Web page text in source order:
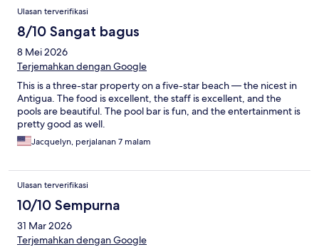
Ulasan terverifikasi
8/10 Sangat bagus
8 Mei 2026
Terjemahkan dengan Google
This is a three-star property on a five-star beach — the nicest in
Antigua. The food is excellent, the staff is excellent, and the
pools are beautiful. The pool bar is fun, and the entertainment is
pretty good as well.
Jacquelyn, perjalanan 7 malam
Ulasan terverifikasi
10/10 Sempurna
31 Mar 2026
Terjemahkan dengan Google